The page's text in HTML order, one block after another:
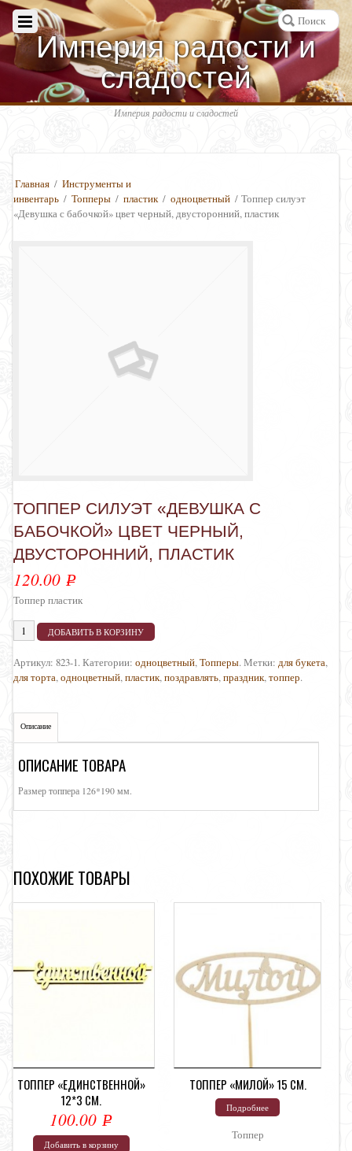
Империя радости и
сладостей
Империя радости и сладостей
Главная / Инструменты и
инвентарь / Топперы / пластик / одноцветный / Топпер силуэт
«Девушка с бабочкой» цвет черный, двусторонний, пластик
ТОППЕР СИЛУЭТ «ДЕВУШКА С
БАБОЧКОЙ» ЦВЕТ ЧЕРНЫЙ,
ДВУСТОРОННИЙ, ПЛАСТИК
120.00 Р
УБ.
Топпер пластик
ДОБАВИТЬ В КОРЗИНУ
Артикул: 823-1.Категории: одноцветный,Топперы.Метки: для букета,
для торта,одноцветный,пластик,поздравлять,праздник,топпер.
Описание
ОПИСАНИЕ ТОВАРА
Размер топпера 126*190 мм.
ПОХОЖИЕ ТОВАРЫ
ТОППЕР «ЕДИНСТВЕННОЙ»
12*3 СМ.
100.00Р
УБ.
Добавить в корзину
ТОППЕР «МИЛОЙ» 15 СМ.
Подробнее
Топпер